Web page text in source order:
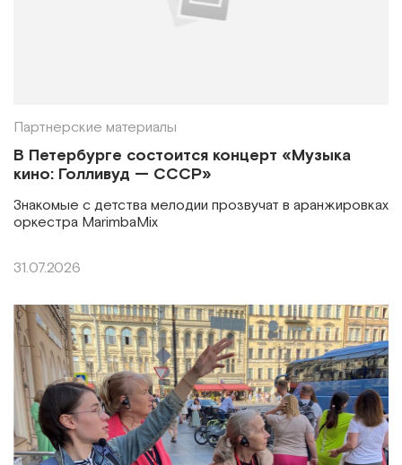
Партнерские материалы
В Петербурге состоится концерт «Музыка
кино: Голливуд — СССР»
Знакомые с детства мелодии прозвучат в аранжировках
оркестра MarimbaMix
31.07.2026